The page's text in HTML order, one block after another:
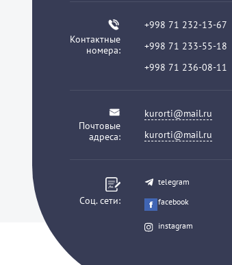
Контактные
номера:
+998 71 232-13-67
+998 71 233-55-18
+998 71 236-08-11
Почтовые
адреса:
kurorti@mail.ru
kurorti@mail.ru
Соц. сети:
telegram
facebook
instagram